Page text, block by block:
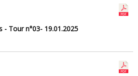
- Tour n°03- 19.01.2025